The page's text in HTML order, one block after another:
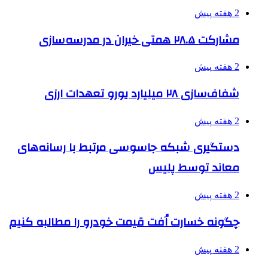
2 هفته پیش
مشارکت ۲۸.۵ همتی خیران در مدرسه‌سازی
2 هفته پیش
شفاف‌سازی ۲۸ میلیارد یورو تعهدات ارزی
2 هفته پیش
دستگیری شبکه جاسوسی مرتبط با رسانه‌های
معاند توسط پلیس
2 هفته پیش
چگونه خسارت اُفت قیمت خودرو را مطالبه کنیم
2 هفته پیش